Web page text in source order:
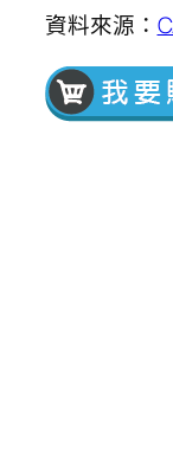
資料來源：